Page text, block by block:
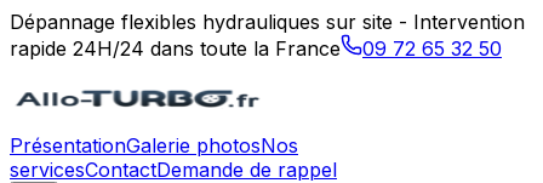
Dépannage flexibles hydrauliques sur site - Intervention
rapide 24H/24 dans toute la France
09 72 65 32 50
PrésentationGalerie photosNos
servicesContactDemande de rappel